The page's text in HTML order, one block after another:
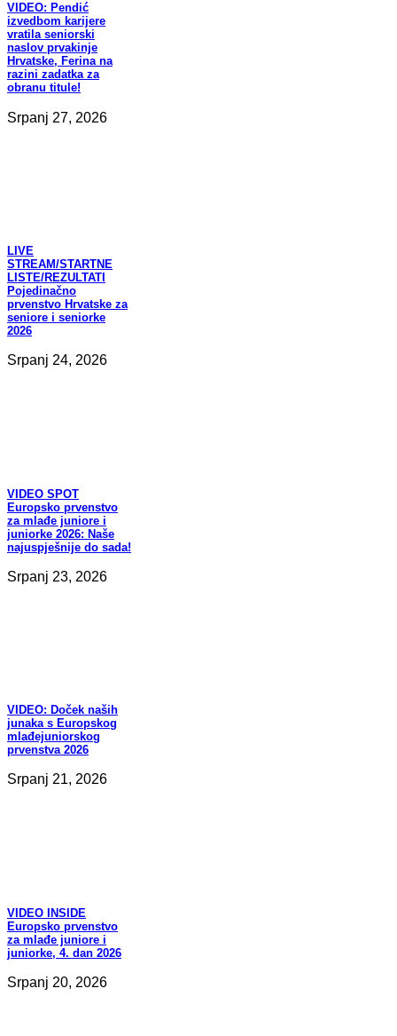
VIDEO: Pendić
izvedbom karijere
vratila seniorski
naslov prvakinje
Hrvatske, Ferina na
razini zadatka za
obranu titule!
Srpanj 27, 2026
LIVE
STREAM/STARTNE
LISTE/REZULTATI
Pojedinačno
prvenstvo Hrvatske za
seniore i seniorke
2026
Srpanj 24, 2026
VIDEO SPOT
Europsko prvenstvo
za mlađe juniore i
juniorke 2026: Naše
najuspješnije do sada!
Srpanj 23, 2026
VIDEO: Doček naših
junaka s Europskog
mlađejuniorskog
prvenstva 2026
Srpanj 21, 2026
VIDEO INSIDE
Europsko prvenstvo
za mlađe juniore i
juniorke, 4. dan 2026
Srpanj 20, 2026